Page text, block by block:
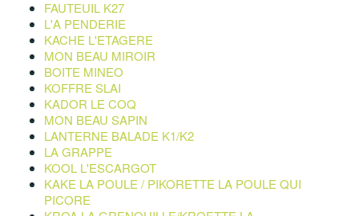
FAUTEUIL K27
L'A PENDERIE
KACHE L'ETAGERE
MON BEAU MIROIR
BOITE MINEO
KOFFRE SLAI
KADOR LE COQ
MON BEAU SAPIN
LANTERNE BALADE K1/K2
LA GRAPPE
KOOL L'ESCARGOT
KAKE LA POULE / PIKORETTE LA POULE QUI
PICORE